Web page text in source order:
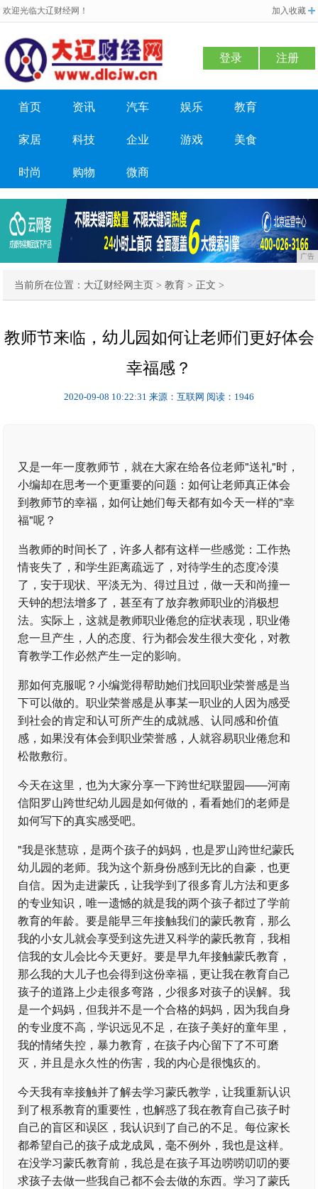
欢迎光临大辽财经网！ 加入收藏
登录 注册
首页 资讯 汽车 娱乐 教育
家居 科技 企业 游戏 美食
时尚 购物 微商
广告
当前所在位置： 大辽财经网主页 >教育 > 正文 >
教师节来临，幼儿园如何让老师们更好体会
幸福感？
2020-09-08 10:22:31 来源：互联网 阅读：1946
又是一年一度教师节，就在大家在给各位老师"送礼"时，
小编却在思考一个更重要的问题：如何让老师真正体会
到教师节的幸福，如何让她们每天都有如今天一样的"幸
福"呢？
当教师的时间长了，许多人都有这样一些感觉：工作热
情丧失了，和学生距离疏远了，对待学生的态度冷漠
了，安于现状、平淡无为、得过且过，做一天和尚撞一
天钟的想法增多了，甚至有了放弃教师职业的消极想
法。实际上，这就是教师职业倦怠的症状表现，职业倦
怠一旦产生，人的态度、行为都会发生很大变化，对教
育教学工作必然产生一定的影响。
那如何克服呢？小编觉得帮助她们找回职业荣誉感是当
下可以做的。职业荣誉感是从事某一职业的人因为感受
到社会的肯定和认可所产生的成就感、认同感和价值
感，如果没有体会到职业荣誉感，人就容易职业倦怠和
松散敷衍。
今天在这里，也为大家分享一下跨世纪联盟园——河南
信阳罗山跨世纪幼儿园是如何做的，看看她们的老师是
如何写下的真实感受吧。
"我是张慧琼，是两个孩子的妈妈，也是罗山跨世纪蒙氏
幼儿园的老师。我为这个新身份感到无比的自豪，也更
自信。因为走进蒙氏，让我学到了很多育儿方法和更多
的专业知识，唯一遗憾的就是我的两个孩子都过了学前
教育的年龄。要是能早三年接触我们的蒙氏教育，那么
我的小女儿就会享受到这先进又科学的蒙氏教育，我相
信我的女儿会比今天更好。要是早九年接触蒙氏教育，
那么我的大儿子也会得到这份幸福，更让我在教育自己
孩子的道路上少走很多弯路，少很多对孩子的误解。我
是一个妈妈，但我并不是一个合格的妈妈，因为我自身
的专业度不高，学识远见不足，在孩子美好的童年里，
我的情绪失控，暴力教育，在孩子内心留下了不可磨
灭，并且是永久性的伤害，我的内心是很愧疚的。
今天我有幸接触并了解去学习蒙氏教学，让我重新认识
到了根系教育的重要性，也解惑了我在教育自己孩子时
自己的盲区和误区，我认识到了自己的不足。每位家长
都希望自己的孩子成龙成凤，毫不例外，我也是这样。
在没学习蒙氏教育前，我总是在孩子耳边唠唠叨叨的要
求孩子去做一些我自己都不会去做的东西。学习了蒙氏